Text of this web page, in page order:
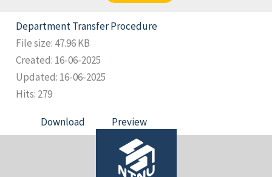
Department Transfer Procedure
File size: 47.96 KB
Created: 16-06-2025
Updated: 16-06-2025
Hits: 279
Download Preview